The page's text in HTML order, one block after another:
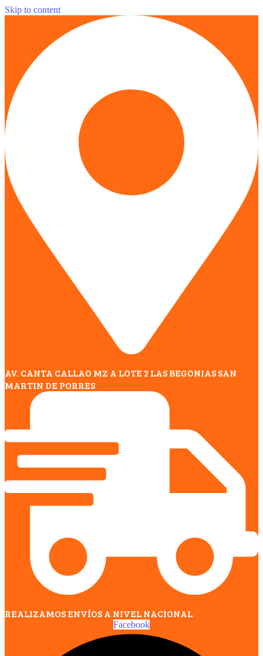
Skip to content
AV. CANTA CALLAO MZ A LOTE 2 LAS BEGONIAS SAN
MARTIN DE PORRES
REALIZAMOS ENVÍOS A NIVEL NACIONAL
Facebook